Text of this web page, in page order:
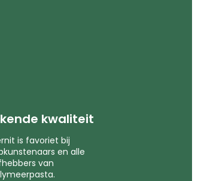
kwaliteit
is favoriet bij
en alle
van